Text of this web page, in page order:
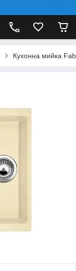
Кухонна мийка